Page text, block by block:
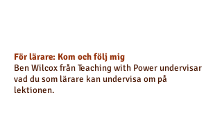
För lärare: Kom och följ mig
Ben Wilcox från Teaching with Power undervisar
vad du som lärare kan undervisa om på
lektionen.